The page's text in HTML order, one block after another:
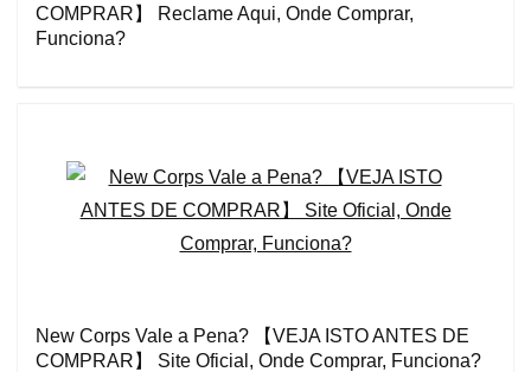
COMPRAR】 Reclame Aqui, Onde Comprar,
Funciona?
New Corps Vale a Pena? 【VEJA ISTO ANTES DE
COMPRAR】 Site Oficial, Onde Comprar, Funciona?